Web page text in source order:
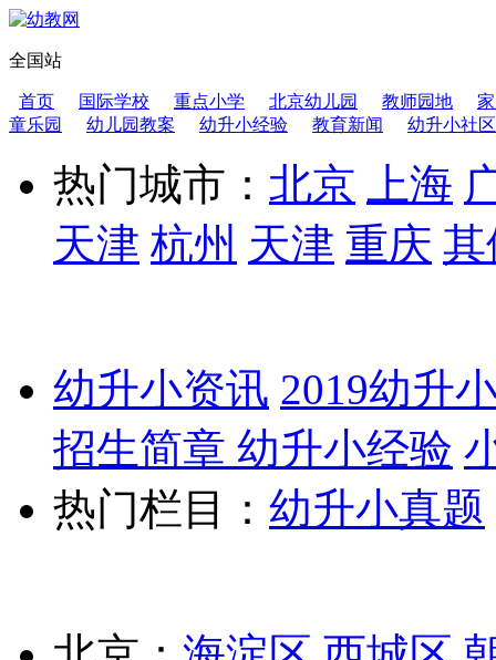
全国站
首页 国际学校 重点小学 北京幼儿园 教师园地
童乐园
幼儿园教案 幼升小经验 教育新闻 幼升小社区
热门城市： 北京 上海
天津 杭州 天津 重庆 其
幼升小资讯 2019幼升
招生简章 幼升小经验
热门栏目： 幼升小真题